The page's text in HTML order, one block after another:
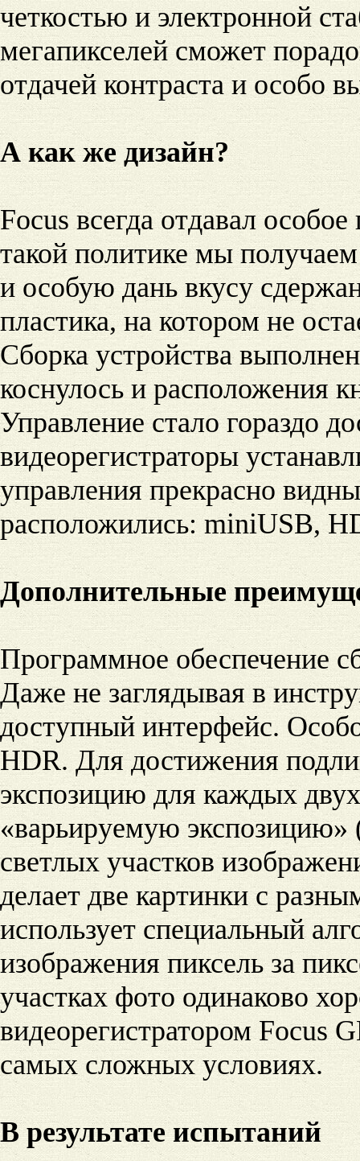
четкостью и электронной
мегапикселей сможет
отдачей контраста и особо
А как же дизайн?
Focus всегда отдавал
такой политике мы
и особую дань вкусу
пластика, на котором не
Сборка устройства
коснулось и расположения
Управление стало гораздо
видеорегистраторы
управления прекрасно
расположились: miniUSB,
Дополнительные
Программное обеспечение
Даже не заглядывая в
доступный интерфейс.
HDR. Для достижения
экспозицию для каждых
«варьируемую
светлых участков
делает две картинки с
использует специальный
изображения пиксель за
участках фото одинаково
видеорегистратором Focus
самых сложных условиях.
В результате испытаний